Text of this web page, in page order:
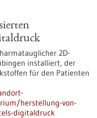
2D-
installiert, der
für den Patienten
herstellung-von-
digitaldruck